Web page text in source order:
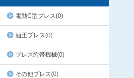
電動C型プレス(0)
油圧プレス(0)
プレス附帯機械(0)
その他プレス(0)